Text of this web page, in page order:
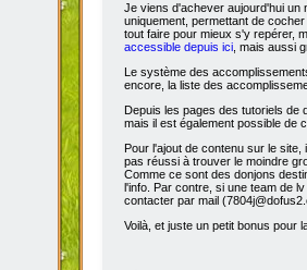
Je viens d'achever aujourd'hui
uniquement, permettant de
tout faire pour mieux s'y repérer,
accessible depuis ici, mais aussi
Le système des
encore, la liste des
Depuis les pages des tutoriels de
mais il est également possible de
Pour l'ajout de contenu sur le
pas réussi à trouver le moindre
Comme ce sont des donjons
l'info. Par contre, si une team de
contacter par mail
Voilà, et juste un petit bonus pour